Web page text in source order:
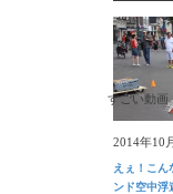
すごい動画
2014年10
えぇ！こん
ンド空中浮